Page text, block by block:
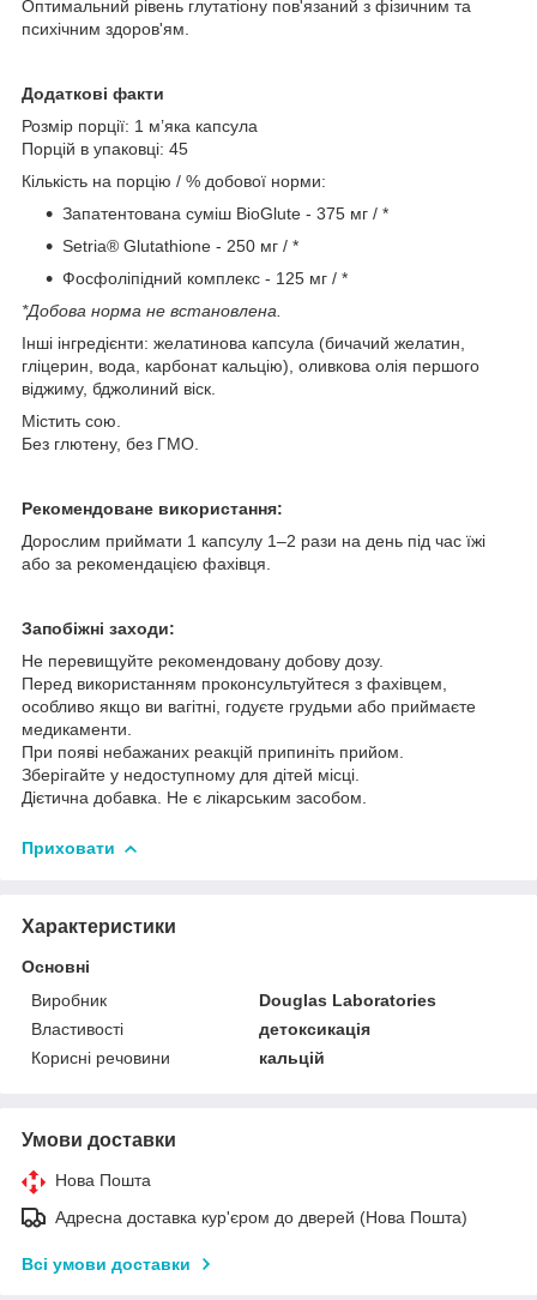
Оптимальний рівень глутатіону пов'язаний з фізичним та
психічним здоров'ям.
Додаткові факти
Розмір порції: 1 м’яка капсула
Порцій в упаковці: 45
Кількість на порцію / % добової норми:
Запатентована суміш BioGlute - 375 мг / *
Setria® Glutathione - 250 мг / *
Фосфоліпідний комплекс - 125 мг / *
*Добова норма не встановлена.
Інші інгредієнти: желатинова капсула (бичачий желатин,
гліцерин, вода, карбонат кальцію), оливкова олія першого
віджиму, бджолиний віск.
Містить сою.
Без глютену, без ГМО.
Рекомендоване використання:
Дорослим приймати 1 капсулу 1–2 рази на день під час їжі
або за рекомендацією фахівця.
Запобіжні заходи:
Не перевищуйте рекомендовану добову дозу.
Перед використанням проконсультуйтеся з фахівцем,
особливо якщо ви вагітні, годуєте грудьми або приймаєте
медикаменти.
При появі небажаних реакцій припиніть прийом.
Зберігайте у недоступному для дітей місці.
Дієтична добавка. Не є лікарським засобом.
Приховати
Характеристики
Основні
Виробник
Douglas Laboratories
Властивості
детоксикація
Корисні речовини
кальцій
Умови доставки
Нова Пошта
Адресна доставка кур'єром до дверей (Нова Пошта)
Всі умови доставки